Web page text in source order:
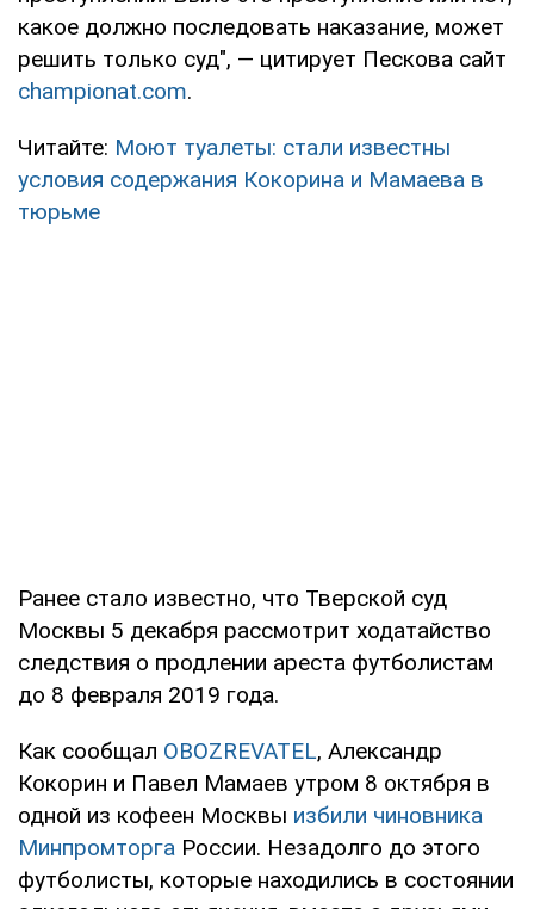
какое должно последовать наказание, может
решить только суд", — цитирует Пескова сайт
championat.com.
Читайте: Моют туалеты: стали известны
условия содержания Кокорина и Мамаева в
тюрьме
Ранее стало известно, что Тверской суд
Москвы 5 декабря рассмотрит ходатайство
следствия о продлении ареста футболистам
до 8 февраля 2019 года.
Как сообщал OBOZREVATEL, Александр
Кокорин и Павел Мамаев утром 8 октября в
одной из кофеен Москвы избили чиновника
Минпромторга России. Незадолго до этого
футболисты, которые находились в состоянии